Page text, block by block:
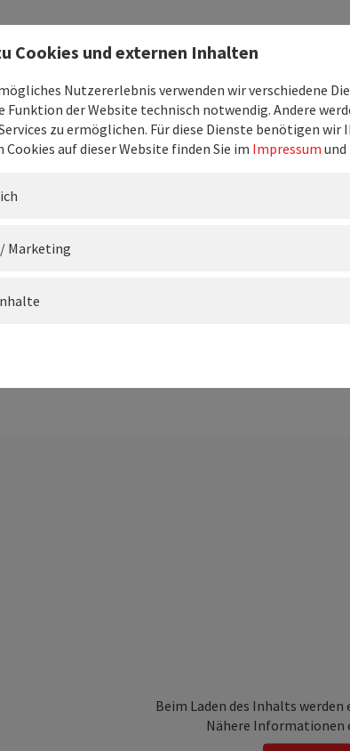
Konfigurator Shop Kompetenzen
Beim Laden des Inhalts
Nähere Informationen
Cookies und externen Inhalten
Nutzererlebnis verwenden wir verschiedene
Funktion der Website technisch notwendig. Andere
zu ermöglichen. Für diese Dienste benötigen
Cookies auf dieser Website finden Sie im Impressum und
Marketing